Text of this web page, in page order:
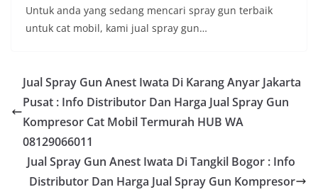
Untuk anda yang sedang mencari spray gun terbaik
untuk cat mobil, kami jual spray gun…
Jual Spray Gun Anest Iwata Di Karang Anyar Jakarta
Pusat : Info Distributor Dan Harga Jual Spray Gun
Kompresor Cat Mobil Termurah HUB WA
08129066011
Jual Spray Gun Anest Iwata Di Tangkil Bogor : Info
Distributor Dan Harga Jual Spray Gun Kompresor